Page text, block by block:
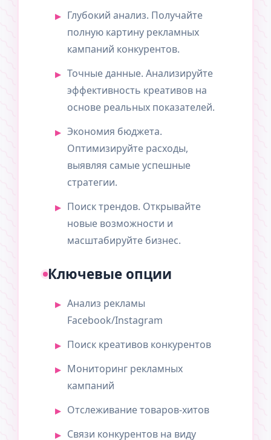
Глубокий анализ. Получайте
полную картину рекламных
кампаний конкурентов.
Точные данные. Анализируйте
эффективность креативов на
основе реальных показателей.
Экономия бюджета.
Оптимизируйте расходы,
выявляя самые успешные
стратегии.
Поиск трендов. Открывайте
новые возможности и
масштабируйте бизнес.
Ключевые опции
Анализ рекламы
Facebook/Instagram
Поиск креативов конкурентов
Мониторинг рекламных
кампаний
Отслеживание товаров-хитов
Связи конкурентов на виду